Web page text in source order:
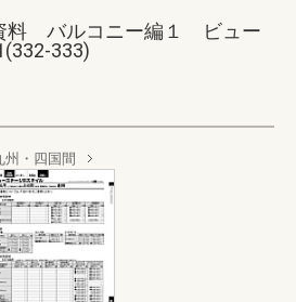
料 バルコニー編１ ビュー
333)
州・四国間